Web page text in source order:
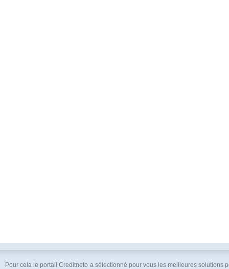
Pour cela le portail Creditneto a sélectionné pour vous les meilleures